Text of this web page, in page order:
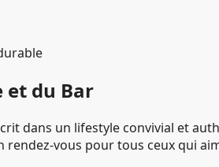
et du Bar
dans un lifestyle convivial et
rendez-vous pour tous ceux qui